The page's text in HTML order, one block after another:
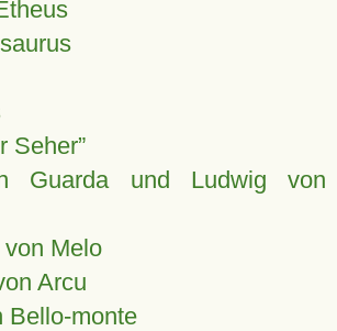
Seher”
Guarda und Ludwig von
Melo
Arcu
Bello-monte